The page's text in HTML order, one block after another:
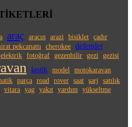
araç aracın arazi bisiklet çadır
pekcanattı cherokee defender
elektrik fotoğraf gezenbilir gezi
gezisi
lastik model motokaravan
parça road rover saat şarj
satılık
vitara yag yakıt yardım yükseltme